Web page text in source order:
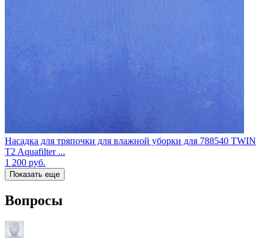
Насадка для тряпочки для влажной уборки для 788540 TWIN
T2 Aquafilter ...
1 200 руб.
Показать еще
Вопросы